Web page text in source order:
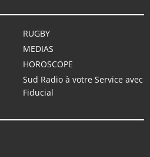
RUGBY
MEDIAS
HOROSCOPE
Sud Radio à votre Service avec
Fiducial